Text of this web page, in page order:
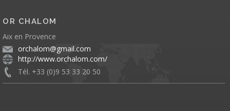
OR CHALOM
Aix en Provence
orchalom@gmail.com
http://www.orchalom.com/
Tél. +33 (0)9 53 33 20 50